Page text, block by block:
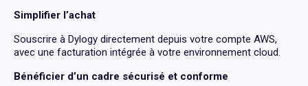
Simplifier l’achat
Souscrire à Dylogy directement depuis votre compte AWS,
avec une facturation intégrée à votre environnement cloud.
Bénéficier d’un cadre sécurisé et conforme